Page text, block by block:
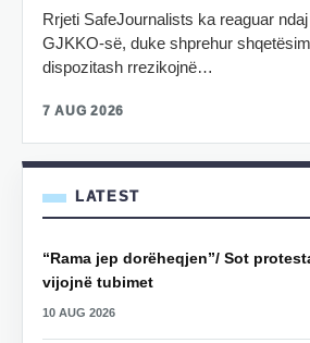
Rrjeti SafeJournalists ka reaguar
GJKKO-së, duke shprehur
dispozitash rrezikojnë…
7 AUG 2026
LATEST
“Rama jep dorëheqjen”/ Sot
vijojnë tubimet
10 AUG 2026